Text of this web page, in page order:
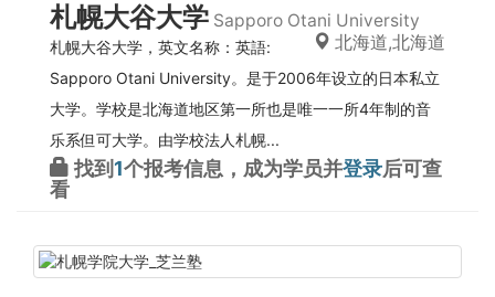
札幌大谷大学 Sapporo Otani University
北海道,北海道
札幌大谷大学，英文名称：英語:
Sapporo Otani University。是于2006年设立的日本私立
大学。学校是北海道地区第一所也是唯一一所4年制的音
乐系但可大学。由学校法人札幌...
找到 1个报考信息，成为学员并登录后可查
看